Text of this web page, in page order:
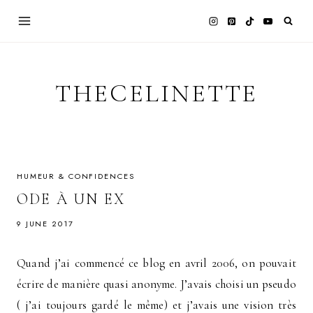
THECELINETTE
HUMEUR & CONFIDENCES
ODE À UN EX
9 JUNE 2017
Quand j’ai commencé ce blog en avril 2006, on pouvait
écrire de manière quasi anonyme. J’avais choisi un pseudo
( j’ai toujours gardé le même) et j’avais une vision très